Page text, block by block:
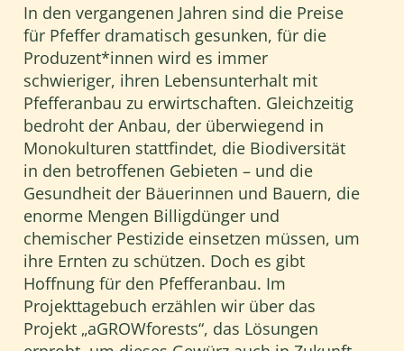
In den vergangenen Jahren sind die Preise
für Pfeffer dramatisch gesunken, für die
Produzent*innen wird es immer
schwieriger, ihren Lebensunterhalt mit
Pfefferanbau zu erwirtschaften. Gleichzeitig
bedroht der Anbau, der überwiegend in
Monokulturen stattfindet, die Biodiversität
in den betroffenen Gebieten – und die
Gesundheit der Bäuerinnen und Bauern, die
enorme Mengen Billigdünger und
chemischer Pestizide einsetzen müssen, um
ihre Ernten zu schützen. Doch es gibt
Hoffnung für den Pfefferanbau. Im
Projekttagebuch erzählen wir über das
Projekt „aGROWforests“, das Lösungen